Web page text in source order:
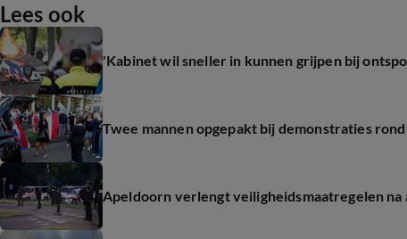
Lees ook
'Kabinet wil sneller in kunnen grijpen bij
Twee mannen opgepakt bij demonstraties
Apeldoorn verlengt veiligheidsmaatregelen